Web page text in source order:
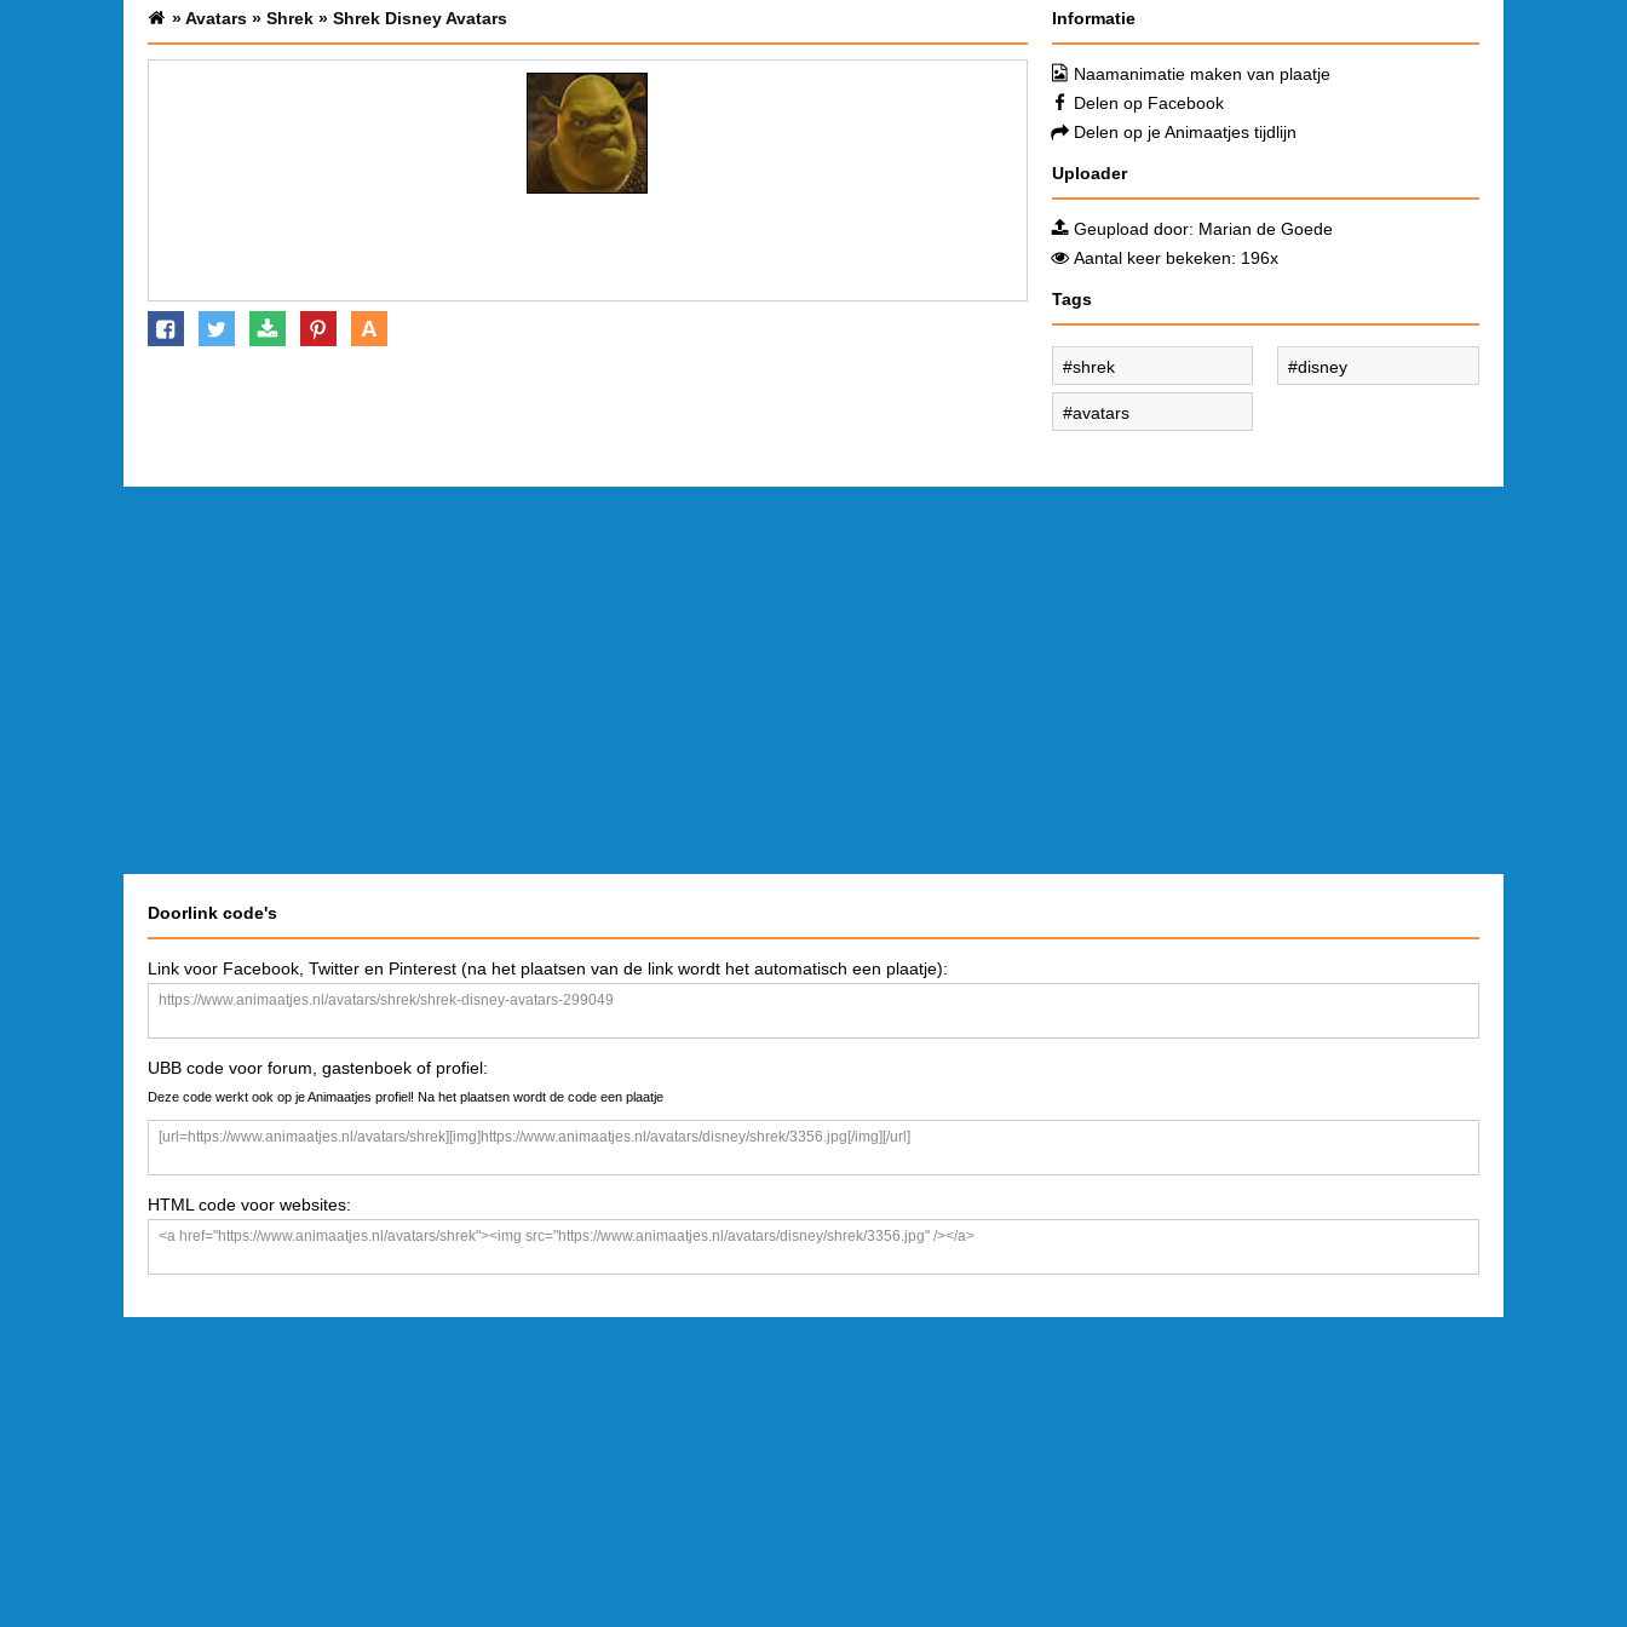
»Avatars » Shrek » Shrek Disney Avatars
A
Informatie
Naamanimatie maken van plaatje
Delen op Facebook
Delen op je Animaatjes tijdlijn
Uploader
Geupload door: Marian de Goede
Aantal keer bekeken: 196x
Tags
shrek disney
avatars
Doorlink code's
Link voor Facebook, Twitter en Pinterest (na het plaatsen van de link wordt het automatisch een plaatje):
UBB code voor forum, gastenboek of profiel:
Deze code werkt ook op je Animaatjes profiel! Na het plaatsen wordt de code een plaatje
HTML code voor websites: